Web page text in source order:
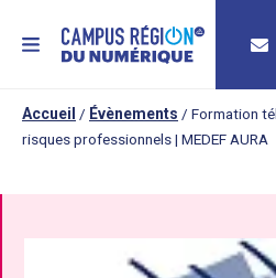
MENU
Accueil / Évènements / Formation
risques professionnels | MEDEF AURA